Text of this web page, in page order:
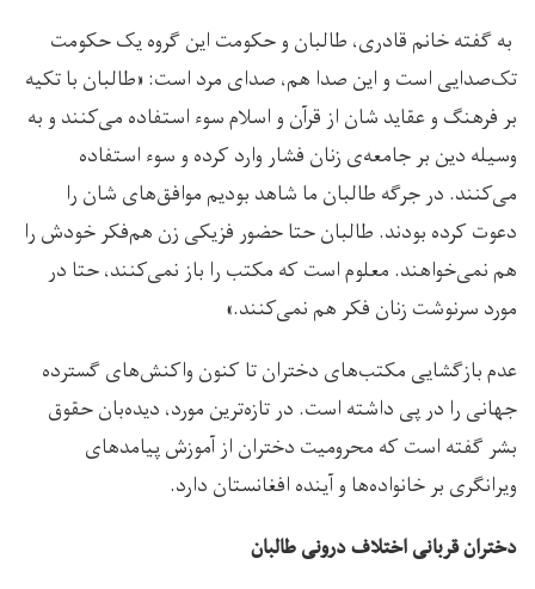
به گفته خانم قادری، طالبان و حکومت این گروه یک حکومت
تک‌صدایی است و این صدا هم، صدای مرد است: «طالبان با تکیه
بر فرهنگ و عقاید شان از قرآن و اسلام سوء استفاده می‌کنند و به
وسیله دین بر جامعه‌‌ی زنان فشار وارد کرده و سوء استفاده
می‌کنند. در جرگه طالبان ما شاهد بودیم موافق‌های شان را
دعوت کرده بودند. طالبان حتا حضور فزیکی زن هم‌فکر خودش را
هم نمی‌خواهند. معلوم است که مکتب را باز نمی‌کنند، حتا در
مورد سرنوشت زنان فکر هم نمی‌کنند.»
عدم بازگشایی مکتب‌های دختران تا کنون واکنش‌های گسترده
جهانی را در پی داشته است. در تازه‌ترین مورد، دیده‌بان حقوق
بشر گفته است که محرومیت دختران از آموزش پیامد‌های
ویرانگری بر خانواده‌ها و آینده افغانستان دارد.
دختران قربانی اختلاف درونی طالبان